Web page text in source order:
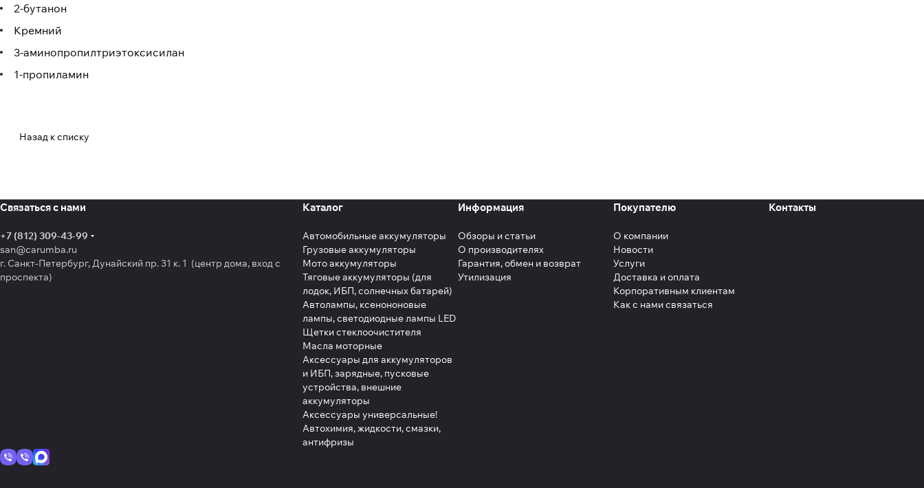
2-бутанон
Кремний
3-аминопропилтриэтоксисилан
1-пропиламин
Назад к списку
Связаться с нами
+7 (812) 309-43-99
san@carumba.ru
г. Санкт-Петербург, Дунайский пр. 31 к. 1 (центр дома, вход с
проспекта)
Каталог
Автомобильные аккумуляторы
Грузовые аккумуляторы
Мото аккумуляторы
Тяговые аккумуляторы (для
лодок, ИБП, солнечных батарей)
Автолампы, ксенононовые
лампы, светодиодные лампы LED
Щетки стеклоочистителя
Масла моторные
Аксессуары для аккумуляторов
и ИБП, зарядные, пусковые
устройства, внешние
аккумуляторы
Аксессуары универсальные!
Автохимия, жидкости, смазки,
антифризы
Информация
Обзоры и статьи
О производителях
Гарантия, обмен и возврат
Утилизация
Покупателю
О компании
Новости
Услуги
Доставка и оплата
Корпоративным клиентам
Как с нами связаться
Контакты